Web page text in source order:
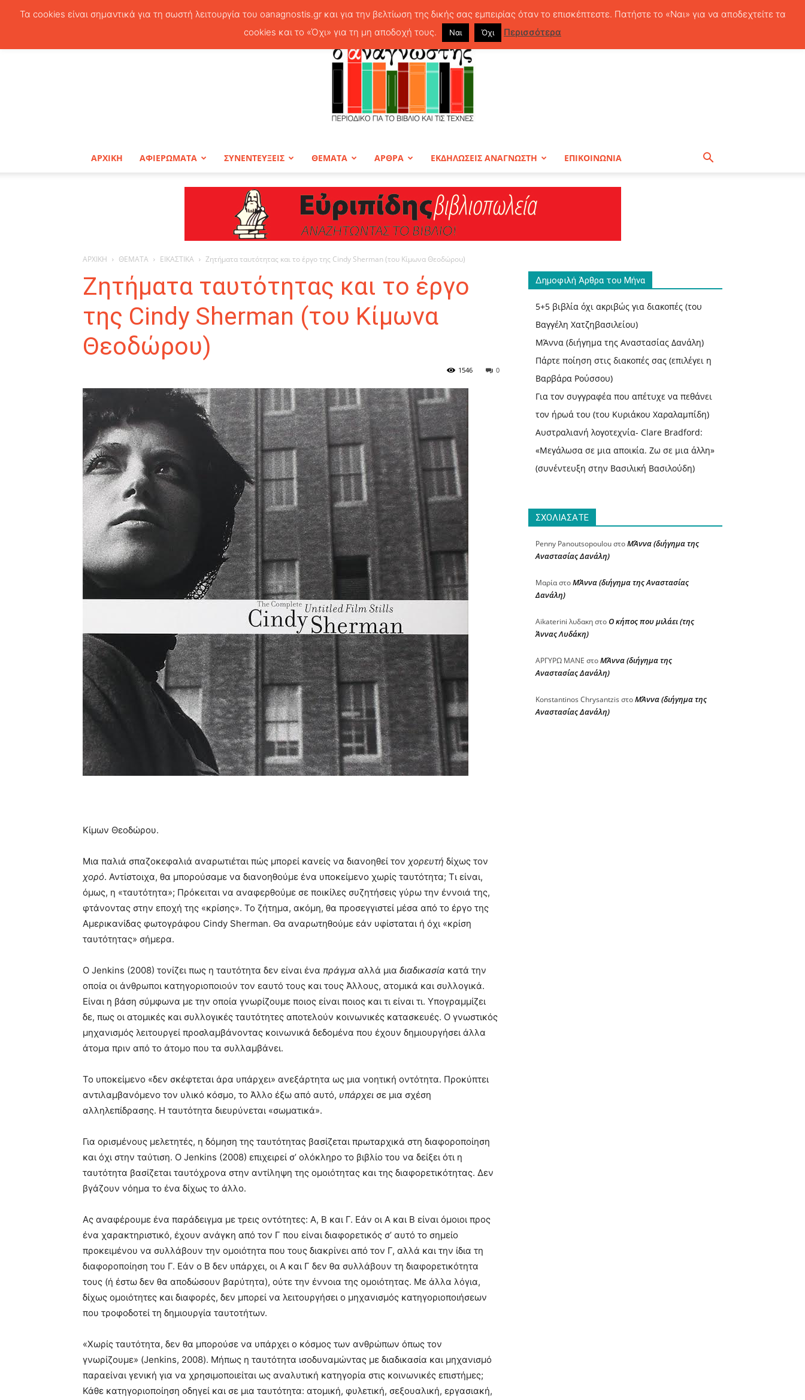
Παρασκευή, 7 Αυγούστου, 2026
Ο
ΓΙΑ
ΤΟ
ΒΙΒΛΙΟ
ΚΑΙ
ΤΙΣ
ΑΡΧΙΚΗ ΑΦΙΕΡΩΜΑΤΑ ΣΥΝΕΝΤΕΥΞΕΙΣ ΘΕΜΑΤΑ ΑΡΘΡΑ ΕΚΔΗΛΩΣΕΙΣ ΑΝΑΓΝΩΣΤΗ ΕΠΙΚΟΙΝΩΝΙΑ
ΑΡΧΙΚΗ ΘΕΜΑΤΑ ΕΙΚΑΣΤΙΚΑ Ζητήματα ταυτότητας και το έργο της Cindy Sherman (του Κίμωνα Θεοδώρου)
Ζητήματα ταυτότητας και το έργο
της Cindy Sherman (του Κίμωνα
Θεοδώρου)
0
1546
Κίμων Θεοδώρου.
Μια παλιά σπαζοκεφαλιά αναρωτιέται πώς μπορεί κανείς να διανοηθεί τον χορευτή δίχως τον
χορό. Αντίστοιχα, θα μπορούσαμε να διανοηθούμε ένα υποκείμενο χωρίς ταυτότητα; Τι είναι,
όμως, η «ταυτότητα»; Πρόκειται να αναφερθούμε σε ποικίλες συζητήσεις γύρω την έννοιά της,
φτάνοντας στην εποχή της «κρίσης». Το ζήτημα, ακόμη, θα προσεγγιστεί μέσα από το έργο της
Αμερικανίδας φωτογράφου Cindy Sherman. Θα αναρωτηθούμε εάν υφίσταται ή όχι «κρίση
ταυτότητας» σήμερα.
Ο Jenkins (2008) τονίζει πως η ταυτότητα δεν είναι ένα πράγμα αλλά μια διαδικασία κατά την
οποία οι άνθρωποι κατηγοριοποιούν τον εαυτό τους και τους Άλλους, ατομικά και συλλογικά.
Είναι η βάση σύμφωνα με την οποία γνωρίζουμε ποιος είναι ποιος και τι είναι τι. Υπογραμμίζει
δε, πως οι ατομικές και συλλογικές ταυτότητες αποτελούν κοινωνικές κατασκευές. Ο γνωστικός
μηχανισμός λειτουργεί προσλαμβάνοντας κοινωνικά δεδομένα που έχουν δημιουργήσει άλλα
άτομα πριν από το άτομο που τα συλλαμβάνει.
Το υποκείμενο «δεν σκέφτεται άρα υπάρχει» ανεξάρτητα ως μια νοητική οντότητα. Προκύπτει
αντιλαμβανόμενο τον υλικό κόσμο, το Άλλο έξω από αυτό, υπάρχει σε μια σχέση
αλληλεπίδρασης. Η ταυτότητα διευρύνεται «σωματικά».
Για ορισμένους μελετητές, η δόμηση της ταυτότητας βασίζεται πρωταρχικά στη διαφοροποίηση
και όχι στην ταύτιση. Ο Jenkins (2008) επιχειρεί σ’ ολόκληρο το βιβλίο του να δείξει ότι η
ταυτότητα βασίζεται ταυτόχρονα στην αντίληψη της ομοιότητας και της διαφορετικότητας. Δεν
βγάζουν νόημα το ένα δίχως το άλλο.
Ας αναφέρουμε ένα παράδειγμα με τρεις οντότητες: Α, Β και Γ. Εάν οι Α και Β είναι όμοιοι προς
ένα χαρακτηριστικό, έχουν ανάγκη από τον Γ που είναι διαφορετικός σ’ αυτό το σημείο
προκειμένου να συλλάβουν την ομοιότητα που τους διακρίνει από τον Γ, αλλά και την ίδια τη
διαφοροποίηση του Γ. Εάν ο Β δεν υπάρχει, οι Α και Γ δεν θα συλλάβουν τη διαφορετικότητα
τους (ή έστω δεν θα αποδώσουν βαρύτητα), ούτε την έννοια της ομοιότητας. Με άλλα λόγια,
δίχως ομοιότητες και διαφορές, δεν μπορεί να λειτουργήσει ο μηχανισμός κατηγοριοποιήσεων
που τροφοδοτεί τη δημιουργία ταυτοτήτων.
«Χωρίς ταυτότητα, δεν θα μπορούσε να υπάρχει ο κόσμος των ανθρώπων όπως τον
γνωρίζουμε» (Jenkins, 2008). Μήπως η ταυτότητα ισοδυναμώντας με διαδικασία και μηχανισμό
παραείναι γενική για να χρησιμοποιείται ως αναλυτική κατηγορία στις κοινωνικές επιστήμες;
Κάθε κατηγοριοποίηση οδηγεί και σε μια ταυτότητα: ατομική, φυλετική, σεξουαλική, εργασιακή,
Δημοφιλή Άρθρα του Μήνα
5+5 βιβλία όχι ακριβώς για διακοπές (του
Βαγγέλη Χατζηβασιλείου)
ΜΆννα (διήγημα της Αναστασίας Δανάλη)
Πάρτε ποίηση στις διακοπές σας (επιλέγει η
Βαρβάρα Ρούσσου)
Για τον συγγραφέα που απέτυχε να πεθάνει
τον ήρωά του (του Κυριάκου Χαραλαμπίδη)
Αυστραλιανή λογοτεχνία- Clare Bradford:
«Μεγάλωσα σε μια αποικία. Ζω σε μια άλλη»
(συνέντευξη στην Βασιλική Βασιλούδη)
ΣΧΟΛΙΑΣΑΤΕ
Penny PanoutsopoulouστοΜΆννα (διήγημα της
Αναστασίας Δανάλη)
ΜαρίαστοΜΆννα (διήγημα της Αναστασίας
Δανάλη)
Aikaterini λυδακηστοΟ κήπος που μιλάει (της
Άννας Λυδάκη)
ΑΡΓΥΡΩ ΜΑΝΕ στοΜΆννα (διήγημα της
Αναστασίας Δανάλη)
Konstantinos Chrysantzis στοΜΆννα (διήγημα της
Αναστασίας Δανάλη)
Τα cookies είναι σημαντικά για τη σωστή λειτουργία του oanagnostis.gr και για την βελτίωση της δικής σας εμπειρίας όταν το επισκέπτεστε. Πατήστε το «Ναι» για να αποδεχτείτε τα
cookies και το «Όχι» για τη μη αποδοχή τους.
Ναι Όχι Περισσότερα